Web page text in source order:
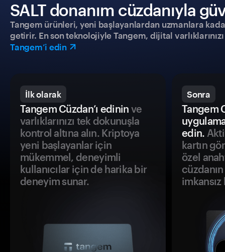
SALT donanım cüzdanıyla
Tangem ürünleri, yeni başlayanlardan uzmanlara
getirir. En son teknolojiyle Tangem, dijital
Tangem’i edin
İlk olarak
Tangem Cüzdan’ı edinin ve
varlıklarınızı tek dokunuşla
kontrol altına alın. Kriptoya
yeni başlayanlar için
mükemmel, deneyimli
kullanıcılar için de harika bir
deneyim sunar.
Sonra
Tangem
edin.
kartın
özel